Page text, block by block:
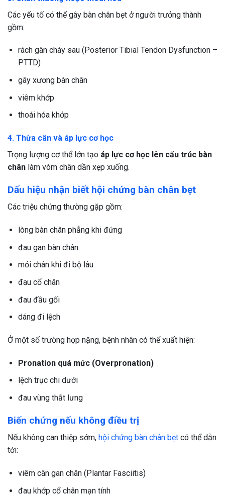
Các yếu tố có thể gây bàn chân bẹt ở người trưởng thành
gồm:
rách gân chày sau (Posterior Tibial Tendon Dysfunction –
PTTD)
gãy xương bàn chân
viêm khớp
thoái hóa khớp
4. Thừa cân và áp lực cơ học
Trọng lượng cơ thể lớn tạo áp lực cơ học lên cấu trúc bàn
chân làm vòm chân dần xẹp xuống.
Dấu hiệu nhận biết hội chứng bàn chân bẹt
Các triệu chứng thường gặp gồm:
lòng bàn chân phẳng khi đứng
đau gan bàn chân
mỏi chân khi đi bộ lâu
đau cổ chân
đau đầu gối
dáng đi lệch
Ở một số trường hợp nặng, bệnh nhân có thể xuất hiện:
Pronation quá mức (Overpronation)
lệch trục chi dưới
đau vùng thắt lưng
Biến chứng nếu không điều trị
Nếu không can thiệp sớm, hội chứng bàn chân bẹt có thể dẫn
tới:
viêm cân gan chân (Plantar Fasciitis)
đau khớp cổ chân mạn tính